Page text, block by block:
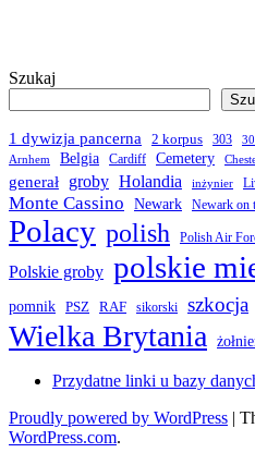
Szukaj
1 dywizja pancerna 2 korpus 303
Arnhem Belgia Cardiff Cemetery
generał
groby Holandia inżynier
Monte Cassino Newark Newark on
Polacy polish Polish Air
Polskie groby polskie
pomnik PSZ RAF sikorski szkocja
Wielka Brytania
Przydatne linki u bazy
Proudly powered by WordPress |
WordPress.com.